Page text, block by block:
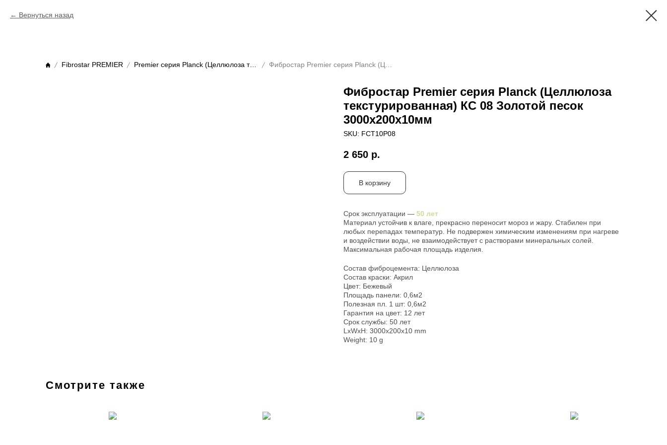
Вернуться назад
Fibrostar PREMIER Premier серия Planck (Целлюлоза текстурированная)
Фибростар Premier серия Planck (Целлюлоза
текстурированная) КС 08 Золотой песок
3000х200х10мм
SKU: FCT10P08
2 650 р.
В корзину
Срок эксплуатации — 50 лет
Материал устойчив к влаге, прекрасно переносит мороз и жару. Стабилен при
любых перепадах температур. Не подвержен химическим изменениям при нагреве
и воздействии воды, не взаимодействует с растворами минеральных солей.
Максимальная рабочая площадь изделия.
Состав фиброцемента: Целлюлоза
Состав краски: Акрил
Цвет: Бежевый
Площадь панели: 0,6м2
Полезная пл. 1 шт: 0,6м2
Гарантия на цвет: 12 лет
Срок службы: 50 лет
LxWxH: 3000x200x10 mm
Weight: 10 g
Смотрите также